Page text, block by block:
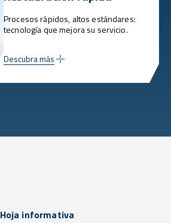
Procesos rápidos, altos estándares:
tecnología que mejora su servicio.
Descubra más
Hoja informativa